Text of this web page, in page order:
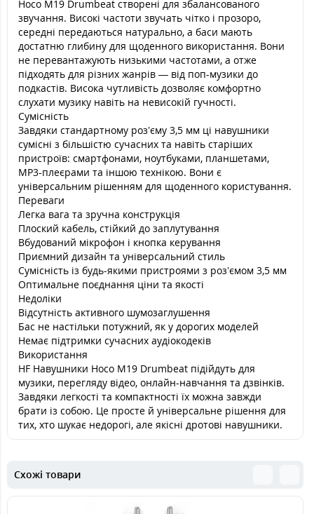
Hoco M19 Drumbeat створені для збалансованого
звучання. Високі частоти звучать чітко і прозоро,
середні передаються натурально, а баси мають
достатню глибину для щоденного використання. Вони
не перевантажують низькими частотами, а отже
підходять для різних жанрів — від поп-музики до
подкастів. Висока чутливість дозволяє комфортно
слухати музику навіть на невисокій гучності.
Сумісність
Завдяки стандартному роз’єму 3,5 мм ці навушники
сумісні з більшістю сучасних та навіть старіших
пристроїв: смартфонами, ноутбуками, планшетами,
MP3-плеєрами та іншою технікою. Вони є
універсальним рішенням для щоденного користування.
Переваги
Легка вага та зручна конструкція
Плоский кабель, стійкий до заплутування
Вбудований мікрофон і кнопка керування
Приємний дизайн та універсальний стиль
Сумісність із будь-якими пристроями з роз’ємом 3,5 мм
Оптимальне поєднання ціни та якості
Недоліки
Відсутність активного шумозаглушення
Бас не настільки потужний, як у дорогих моделей
Немає підтримки сучасних аудіокодеків
Використання
HF Навушники Hoco M19 Drumbeat підійдуть для
музики, перегляду відео, онлайн-навчання та дзвінків.
Завдяки легкості та компактності їх можна завжди
брати із собою. Це просте й універсальне рішення для
тих, хто шукає недорогі, але якісні дротові навушники.
Схожі товари